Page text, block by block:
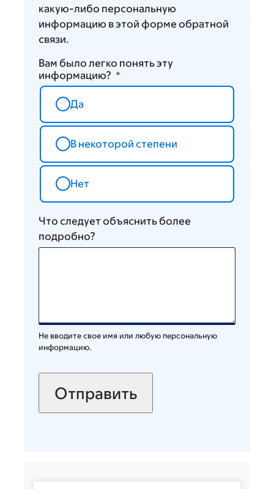
какую-либо персональную
информацию в этой форме обратной
связи.
Вам было легко понять эту
информацию?
Да
В некоторой степени
Нет
Что следует объяснить более
подробно?
Не вводите свое имя или любую персональную
информацию.